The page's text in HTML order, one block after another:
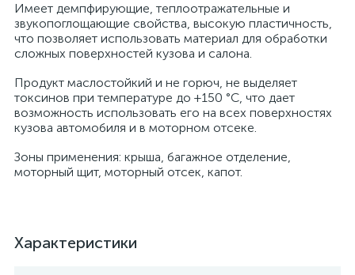
Имеет демпфирующие, теплоотражательные и
звукопоглощающие свойства, высокую пластичность,
что позволяет использовать материал для обработки
сложных поверхностей кузова и салона.
Продукт маслостойкий и не горюч, не выделяет
токсинов при температуре до +150 °С, что дает
возможность использовать его на всех поверхностях
кузова автомобиля и в моторном отсеке.
Зоны применения: крыша, багажное отделение,
моторный щит, моторный отсек, капот.
Характеристики